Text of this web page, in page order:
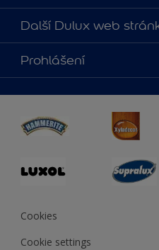
O nás
Kontaktujte nás
Najít obchod
Další Dulux web
duluxmalir.cz
duluxmaliar.sk
duluxprodejnabarev.cz
duluxpredajnafarieb.sk
Prohlášení
Cookies
Cookie settings